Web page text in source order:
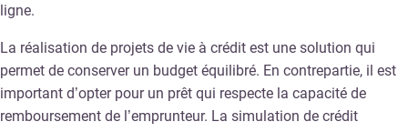
ligne.
La réalisation de projets de vie à crédit est une solution qui
permet de conserver un budget équilibré. En contrepartie, il est
important d’opter pour un prêt qui respecte la capacité de
remboursement de l’emprunteur. La simulation de crédit